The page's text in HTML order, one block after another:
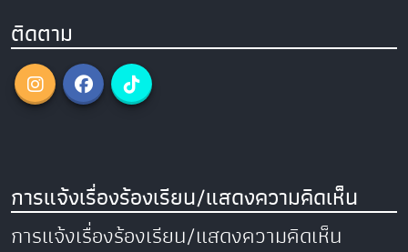
ติดตาม
การแจ้งเรื่องร้องเรียน/แสดงความคิดเห็น
การแจ้งเรื่องร้องเรียน/แสดงความคิดเห็น